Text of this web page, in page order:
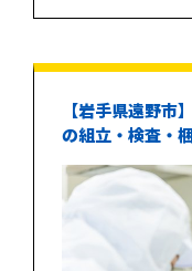
【岩手県遠野
の組立・検査・